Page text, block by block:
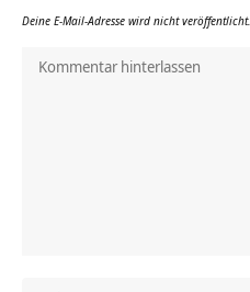
Deine E-Mail-Adresse wird nicht veröffentlicht.